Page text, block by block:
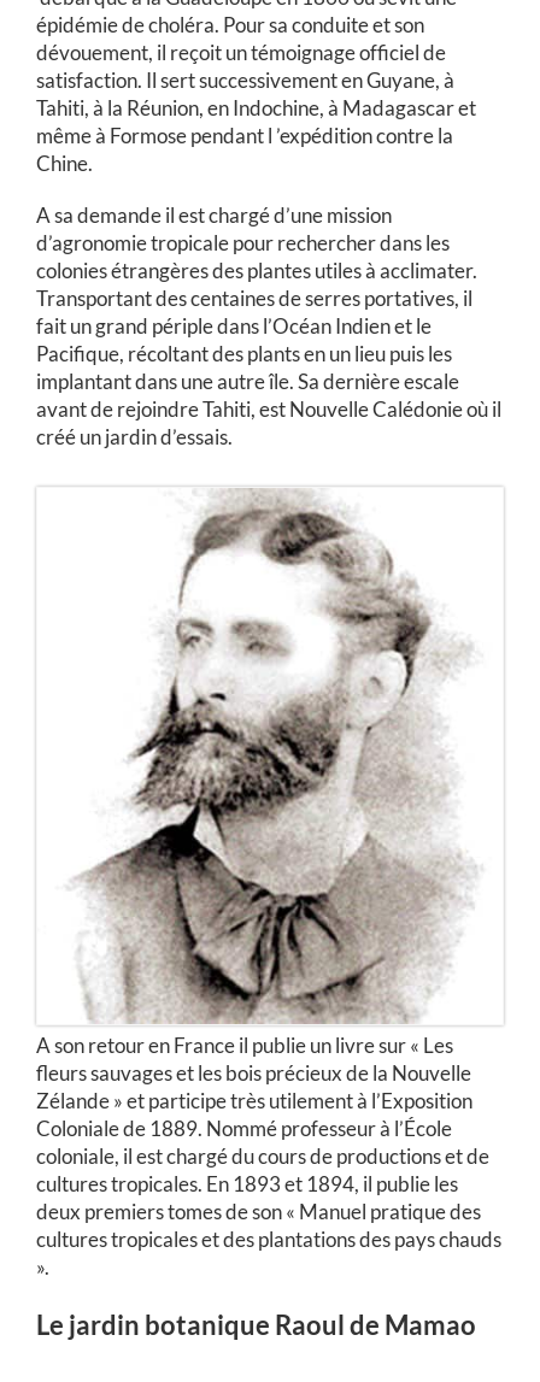
épidémie de choléra. Pour sa conduite et son
dévouement, il reçoit un témoignage officiel de
satisfaction. Il sert successivement en Guyane, à
Tahiti, à la Réunion, en Indochine, à Madagascar et
même à Formose pendant l ’expédition contre la
Chine.
A sa demande il est chargé d’une mission
d’agronomie tropicale pour rechercher dans les
colonies étrangères des plantes utiles à acclimater.
Transportant des centaines de serres portatives, il
fait un grand périple dans l’Océan Indien et le
Pacifique, récoltant des plants en un lieu puis les
implantant dans une autre île. Sa dernière escale
avant de rejoindre Tahiti, est Nouvelle Calédonie où il
créé un jardin d’essais.
A son retour en France il publie un livre sur « Les
fleurs sauvages et les bois précieux de la Nouvelle
Zélande » et participe très utilement à l’Exposition
Coloniale de 1889. Nommé professeur à l’École
coloniale, il est chargé du cours de productions et de
cultures tropicales. En 1893 et 1894, il publie les
deux premiers tomes de son « Manuel pratique des
cultures tropicales et des plantations des pays chauds
».
Le jardin botanique Raoul de Mamao